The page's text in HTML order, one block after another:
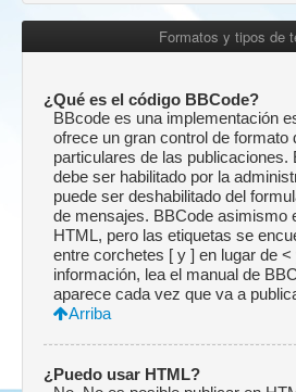
Formatos y tipos de
¿Qué es el código BBCode?
BBcode es una implementación
ofrece un gran control de formato
particulares de las publicaciones.
debe ser habilitado por la
puede ser deshabilitado del
de mensajes. BBCode asimismo
HTML, pero las etiquetas se
entre corchetes [ y ] en lugar de
información, lea el manual de
aparece cada vez que va a
Arriba
¿Puedo usar HTML?